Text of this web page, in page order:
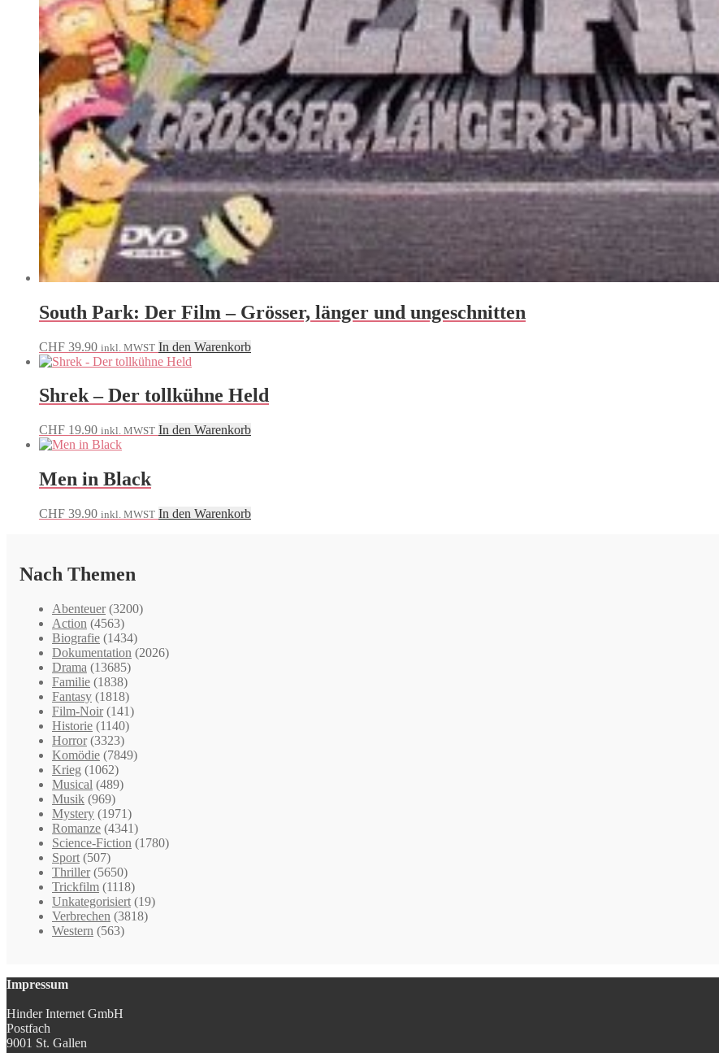
South Park: Der Film – Grösser, länger und ungeschnitten
CHF 39.90 inkl. MWST In den Warenkorb
Shrek – Der tollkühne Held
CHF 19.90 inkl. MWST In den Warenkorb
Men in Black
CHF 39.90 inkl. MWST In den Warenkorb
Nach Themen
Abenteuer (3200)
Action (4563)
Biografie (1434)
Dokumentation (2026)
Drama (13685)
Familie (1838)
Fantasy (1818)
Film-Noir (141)
Historie (1140)
Horror (3323)
Komödie (7849)
Krieg (1062)
Musical (489)
Musik (969)
Mystery (1971)
Romanze (4341)
Science-Fiction (1780)
Sport (507)
Thriller (5650)
Trickfilm (1118)
Unkategorisiert (19)
Verbrechen (3818)
Western (563)
Impressum
Hinder Internet GmbH
Postfach
9001 St. Gallen